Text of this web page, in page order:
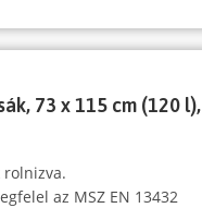
73 x 115 cm (120 l),
rolnizva.
az MSZ EN 13432